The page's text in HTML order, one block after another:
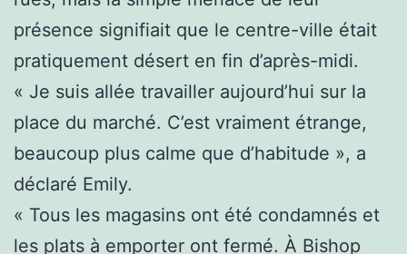
présence signifiait que le centre-ville était
pratiquement désert en fin d’après-midi.
« Je suis allée travailler aujourd’hui sur la
place du marché. C’est vraiment étrange,
beaucoup plus calme que d’habitude », a
déclaré Emily.
« Tous les magasins ont été condamnés et
les plats à emporter ont fermé. À Bishop